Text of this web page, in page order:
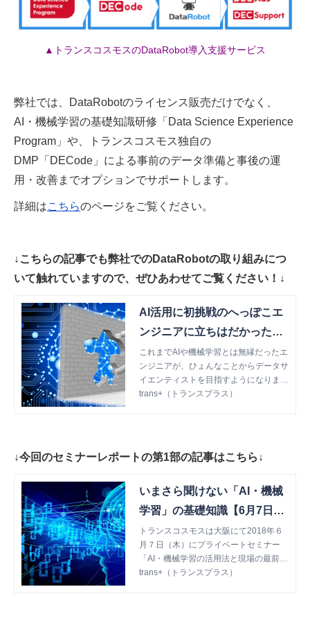
▲トランスコスモスのDataRobot導入支援サービス
弊社では、DataRobotのライセンス販売だけでなく、
AI・機械学習の基礎知識研修「Data Science Experience
Program」や、トランスコスモス独自の
DMP「DECode」による事前のデータ準備と事後の運
用・改善までオプションでサポートします。
詳細はこちらのページをご覧ください。
↓こちらの記事でも弊社でのDataRobotの取り組みにつ
いて触れていますので、ぜひあわせてご覧ください！↓
AI活用に初挑戦のへっぽこエ
ンジニアに立ちはだかった3
つの壁 | trans+（トランスプ
ラス）
これまでAIや機械学習とは無縁だったエ
ンジニアが、ひょんなことからデータサ
イエンティストを目指すようになりまし
た。 そんなデータサイエンティストへ
trans+（トランスプラス）
↓今回のセミナーレポートの第1部の記事はこちら↓
いまさら聞けない「AI・機械
学習」の基礎知識【6月7日大
阪AIセミナー1/3】 | trans+
（トランスプラス）
トランスコスモスは大阪にて2018年６
月７日（木）にプライベートセミナー
「AI・機械学習の活用法と現場の最前
線」を開催しました。 今回から全3回に
trans+（トランスプラス）